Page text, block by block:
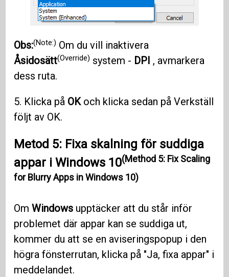
Obs:(Note:) Om du vill inaktivera
Åsidosätt(Override) system - DPI , avmarkera
dess ruta.
5. Klicka på OKoch klicka sedan på Verkställ
följt av OK.
Metod 5: Fixa skalning för suddiga
appar i Windows 10(Method 5: Fix Scaling
for Blurry Apps in Windows 10)
OmWindows upptäcker att du står inför
problemet där appar kan se suddiga ut,
kommer du att se en aviseringspopup i den
högra fönsterrutan, klicka på "Ja, fixa appar" i
meddelandet.